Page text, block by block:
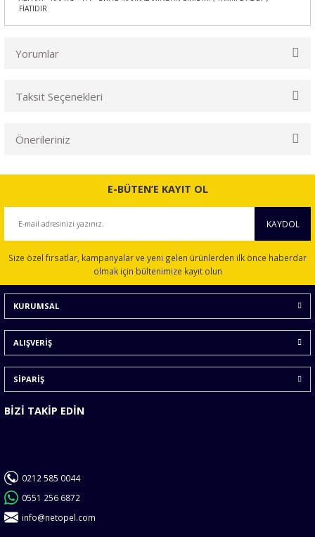
FİATIDIR
Yorumlar
Taksit Seçenekleri
Önerileriniz
Bu ürünün fiyat bilgisi, resim, ürün açıklamalarında ve diğer
konularda yetersiz gördüğünüz noktaları öneri formunu
Ürün açıklamasında eksik bilgiler bulunuyor.
Ürün bilgilerinde hatalar bulunuyor.
Ürün fiyatı diğer sitelerden daha pahalı.
Bu ürüne benzer farklı alternatifler olmalı.
E-BÜTEN’E KAYIT OL
KAYDOL
Size özel fırsatlar, kampanyalar ve yeni gelen ürünlerden ilk önce haberdar
olmak için bültenimize kayıt olun
KURUMSAL
ALIŞVERİŞ
SİPARİŞ
BİZİ TAKİP EDİN
0212 585 0044
0551 256 6872
info@netopel.com